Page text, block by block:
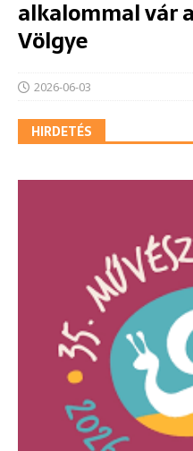
alkalommal vár
Völgye
2026-06-03
HIRDETÉS